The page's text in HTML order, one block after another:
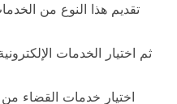
تقديم هذا النوع من
ثم اختيار الخدمات
اختيار خدمات القضاء من